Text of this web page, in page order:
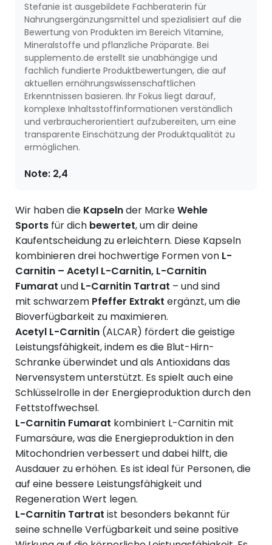
Stefanie ist ausgebildete Fachberaterin für
Nahrungsergänzungsmittel und spezialisiert auf die
Bewertung von Produkten im Bereich Vitamine,
Mineralstoffe und pflanzliche Präparate. Bei
supplemento.de erstellt sie unabhängige und
fachlich fundierte Produktbewertungen, die auf
aktuellen ernährungswissenschaftlichen
Erkenntnissen basieren. Ihr Fokus liegt darauf,
komplexe Inhaltsstoffinformationen verständlich
und verbraucherorientiert aufzubereiten, um eine
transparente Einschätzung der Produktqualität zu
ermöglichen.
Note: 2,4
Wir haben die Kapselnder MarkeWehle
Sports für dich bewertet, um dir deine
Kaufentscheidung zu erleichtern. Diese Kapseln
kombinieren drei hochwertige Formen von L-
Carnitin – Acetyl L-Carnitin, L-Carnitin
Fumarat und L-Carnitin Tartrat – und sind
mit schwarzem Pfeffer Extrakt ergänzt, um die
Bioverfügbarkeit zu maximieren.
Acetyl L-Carnitin (ALCAR) fördert die geistige
Leistungsfähigkeit, indem es die Blut-Hirn-
Schranke überwindet und als Antioxidans das
Nervensystem unterstützt. Es spielt auch eine
Schlüsselrolle in der Energieproduktion durch den
Fettstoffwechsel.
L-Carnitin Fumarat kombiniert L-Carnitin mit
Fumarsäure, was die Energieproduktion in den
Mitochondrien verbessert und dabei hilft, die
Ausdauer zu erhöhen. Es ist ideal für Personen, die
auf eine bessere Leistungsfähigkeit und
Regeneration Wert legen.
L-Carnitin Tartrat ist besonders bekannt für
seine schnelle Verfügbarkeit und seine positive